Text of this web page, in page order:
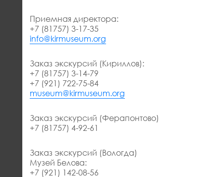
Приемная директора:
+7 (81757) 3-17-35
info@kirmuseum.org
Заказ экскурсий (Кириллов):
+7 (81757) 3-14-79
+7 (921) 722-75-84
museum@kirmuseum.org
Заказ экскурсий (Ферапонтово)
+7 (81757) 4-92-61
Заказ экскурсий (Вологда)
Музей Белова:
+7 (921) 142-08-56